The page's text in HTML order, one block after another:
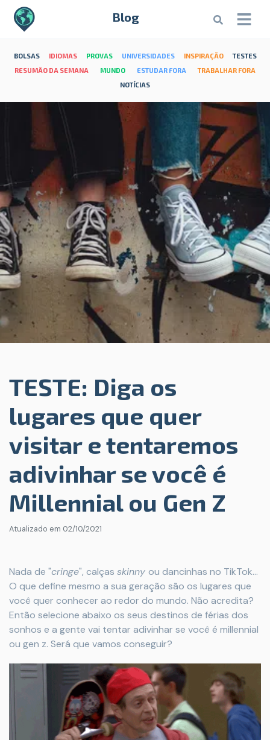
Blog
BOLSAS IDIOMAS PROVAS UNIVERSIDADES INSPIRAÇÃO
TESTES
RESUMÃO DA SEMANA
MUNDO ESTUDAR FORA
TRABALHAR FORA
NOTÍCIAS
TESTE: Diga os
lugares que quer
visitar e tentaremos
adivinhar se você é
Millennial ou Gen Z
Atualizado em 02/10/2021
Nada de "cringe", calças skinny ou dancinhas no TikTok...
O que define mesmo a sua geração são os lugares que
você quer conhecer ao redor do mundo. Não acredita?
Então selecione abaixo os seus destinos de férias dos
sonhos e a gente vai tentar adivinhar se você é millennial
ou gen z. Será que vamos conseguir?